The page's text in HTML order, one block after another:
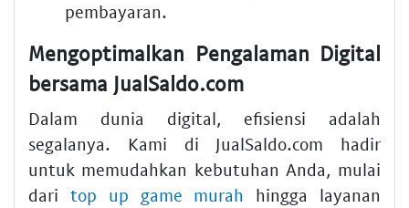
pembayaran.
Mengoptimalkan Pengalaman Digital
bersama JualSaldo.com
Dalam dunia digital, efisiensi adalah
segalanya. Kami di JualSaldo.com hadir
untuk memudahkan kebutuhan Anda, mulai
dari top up game murah
hingga layanan